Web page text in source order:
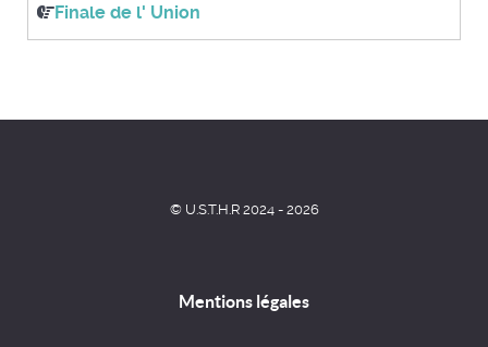
Finale de l' Union
© U.S.T.H.R 2024 - 2026
Mentions légales